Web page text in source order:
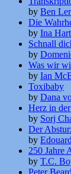
by Ben
Die
by Ina
Schnall
by
Was wir
by Ian
Toxibaby
by Dana
Herz in
by Sorj
Der
by
250 Jahre
by T.C.